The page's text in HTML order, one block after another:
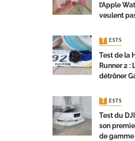
l’Apple
veulent
TESTS
Test de la
Runner 2
détrôner
TESTS
Test du
son
de gamme